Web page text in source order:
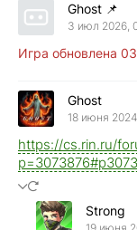
Ghost 📌
3 июл 2026,
Игра обновлена
Ghost
18 июня
https://cs.rin.ru/
Strong